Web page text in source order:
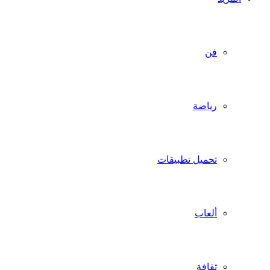
فن
رياضة
تحميل تطبيقات
ألعاب
ثقافة